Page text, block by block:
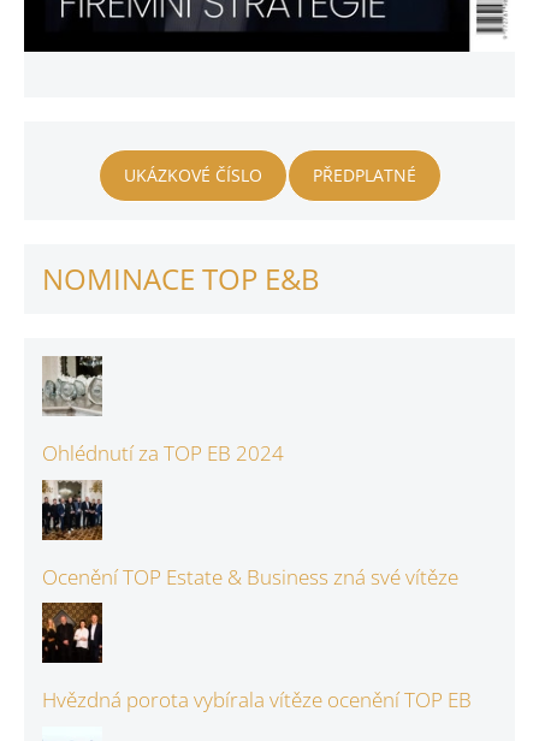
UKÁZKOVÉ ČÍSLO PŘEDPLATNÉ
NOMINACE TOP E&B
Ohlédnutí za TOP EB 2024
Ocenění TOP Estate & Business zná své vítěze
Hvězdná porota vybírala vítěze ocenění TOP EB